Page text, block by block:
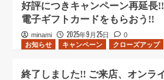
好評につきキャンペーン再延長
電子ギフトカードをもらおう!!
minami 2025年9月25日 0
お知らせ キャンペーン クローズアップ
終了しました!! ご来店、オンラ